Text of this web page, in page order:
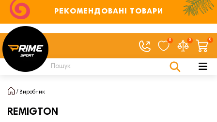
РЕКОМЕНДОВАНІ ТОВАРИ
0 0 0
Виробник
REMIGTON